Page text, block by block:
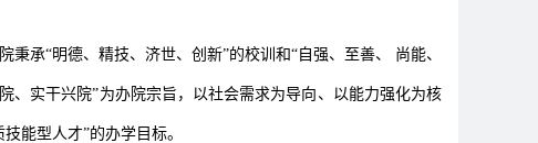
承“明德、精技、济世、创新”的校训和“自强、至善、 尚能、
、实干兴院”为办院宗旨，以社会需求为导向、以能力强化为核
能型人才”的办学目标。